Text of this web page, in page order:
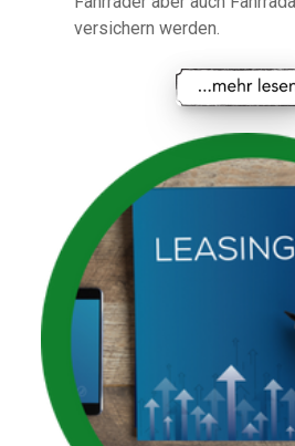
versichern werden.